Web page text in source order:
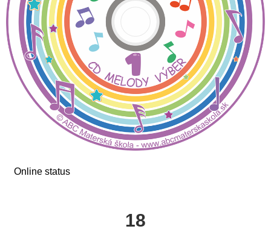
Online status
18